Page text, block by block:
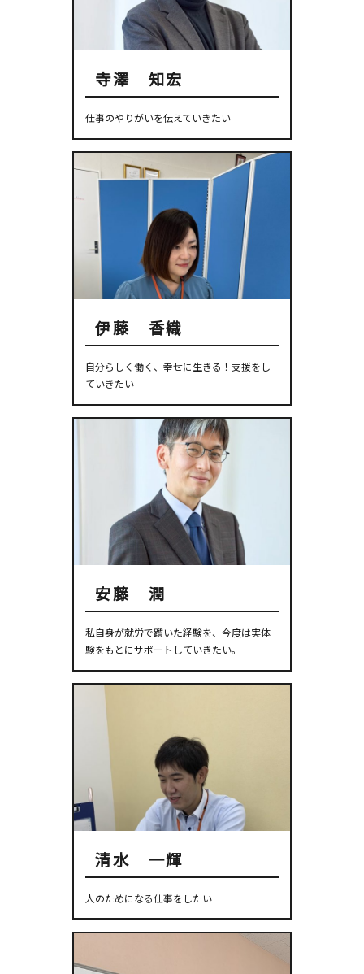
寺澤 知宏
仕事のやりがいを伝えていきたい
伊藤 香織
自分らしく働く、幸せに生きる！支援をし
ていきたい
安藤 潤
私自身が就労で躓いた経験を、今度は実体
験をもとにサポートしていきたい。
清水 一輝
人のためになる仕事をしたい